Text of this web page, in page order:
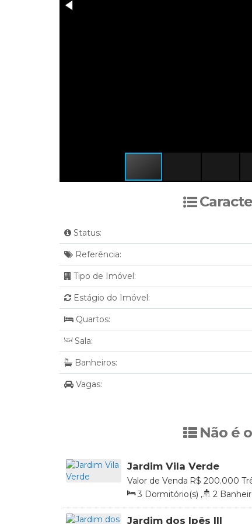
Status:
Referência:
Tipo de Imóvel:
Estágio do Imóvel:
Quartos:
Sala:
Banheiros:
Vagas:
Não é
Jardim Vila Verde
R$ 200.000
Valor de Venda
Brasil
3 Dormitório(s) , 2
Vaga(s) , Útil: 134.73m²
Jardim dos Ipês lll